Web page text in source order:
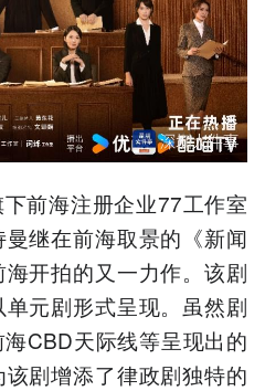
下前海注册企业77工作室
继在前海取景的《新闻
开拍的又一力作。该剧
元剧形式呈现。虽然剧
CBD天际线等呈现出的
剧增添了律政剧独特的